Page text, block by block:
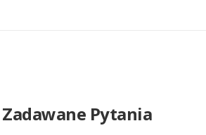
Zadawane Pytania